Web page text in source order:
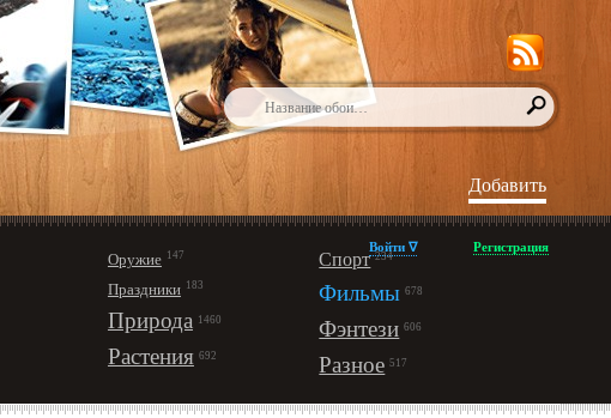
Добавить
Оружие 147
Праздники 183
Природа 1460
Растения 692
Спорт 234
Фильмы 678
Фэнтези 606
Разное 517
Войти ∇ Регистрация